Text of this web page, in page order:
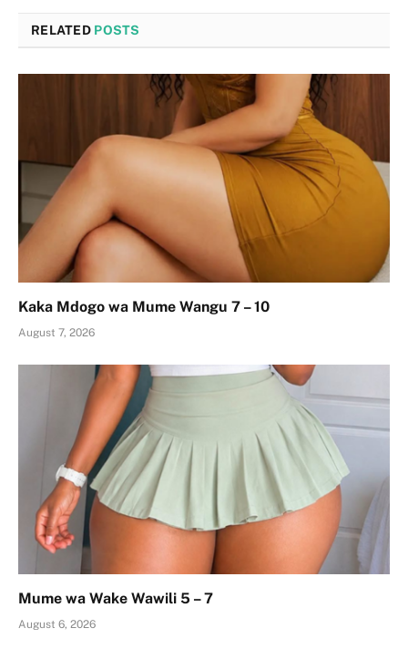
RELATED POSTS
Kaka Mdogo wa Mume Wangu 7 – 10
August 7, 2026
Mume wa Wake Wawili 5 – 7
August 6, 2026